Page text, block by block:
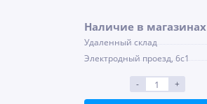
Наличие в магазинах
Удаленный склад
Электродный проезд, 6с1
- +